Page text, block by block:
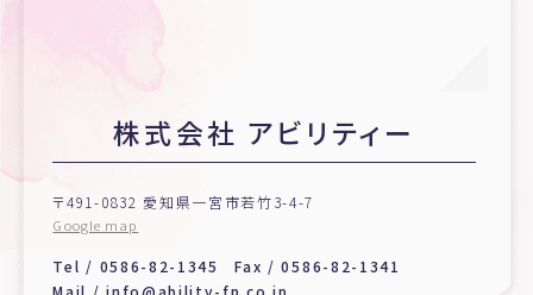
株式会社 アビリティー
〒491-0832 愛知県一宮市若竹3-4-7
Google map
Tel / 0586-82-1345
Fax / 0586-82-1341
Mail /info@ability-fp.co.jp